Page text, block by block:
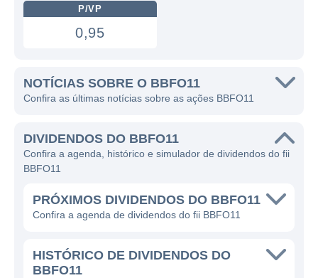
P/VP
0,95
NOTÍCIAS SOBRE O BBFO11
Confira as últimas notícias sobre as ações BBFO11
DIVIDENDOS DO BBFO11
Confira a agenda, histórico e simulador de dividendos do fii
BBFO11
PRÓXIMOS DIVIDENDOS DO BBFO11
Confira a agenda de dividendos do fii BBFO11
HISTÓRICO DE DIVIDENDOS DO
BBFO11